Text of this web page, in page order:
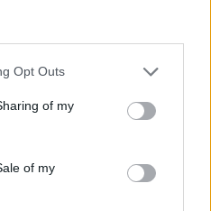
Opt Outs
of my
of my
testove IBA kao
u Parizu 2024.
medalju u velter
Olimpijskih igara u